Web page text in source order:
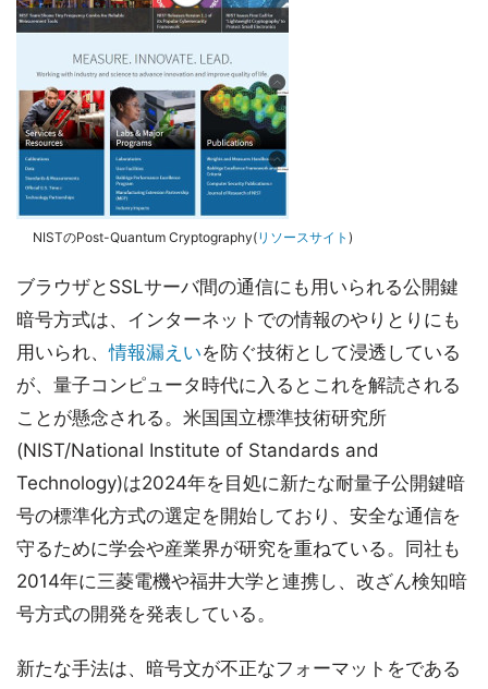
NISTのPost-Quantum Cryptography(リソースサイト )
ブラウザとSSLサーバ間の通信にも用いられる公開鍵
暗号方式は、インターネットでの情報のやりとりにも
用いられ、情報漏えいを防ぐ技術として浸透している
が、量子コンピュータ時代に入るとこれを解読される
ことが懸念される。米国国立標準技術研究所
(NIST/National Institute of Standards and
Technology)は2024年を目処に新たな耐量子公開鍵暗
号の標準化方式の選定を開始しており、安全な通信を
守るために学会や産業界が研究を重ねている。同社も
2014年に三菱電機や福井大学と連携し、改ざん検知暗
号方式の開発を発表している。
新たな手法は、暗号文が不正なフォーマットをである